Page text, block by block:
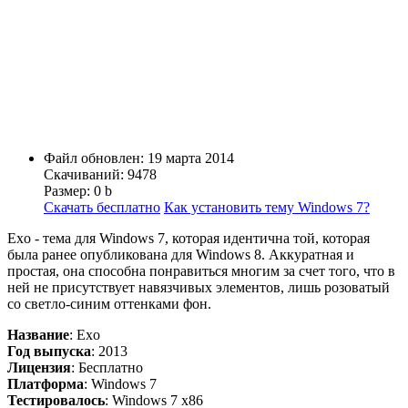
Файл обновлен: 19 марта 2014
Скачиваний: 9478
Размер: 0 b
Скачать бесплатно Как установить тему Windows 7?
Exo - тема для Windows 7, которая идентична той, которая
была ранее опубликована для Windows 8. Аккуратная и
простая, она способна понравиться многим за счет того, что в
ней не присутствует навязчивых элементов, лишь розоватый
со светло-синим оттенками фон.
Название: Exo
Год выпуска: 2013
Лицензия: Бесплатно
Платформа: Windows 7
Тестировалось: Windows 7 x86